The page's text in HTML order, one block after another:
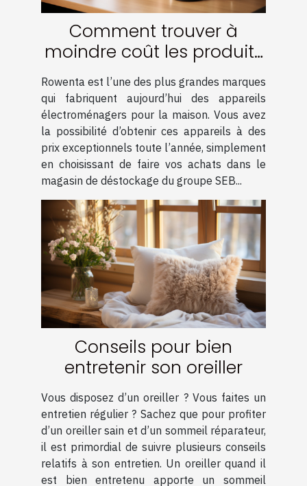
Comment trouver à
moindre coût les produits
de la marque Rowenta ?
Rowenta est l’une des plus grandes marques
qui fabriquent aujourd’hui des appareils
électroménagers pour la maison. Vous avez
la possibilité d’obtenir ces appareils à des
prix exceptionnels toute l’année, simplement
en choisissant de faire vos achats dans le
magasin de déstockage du groupe SEB...
Conseils pour bien
entretenir son oreiller
Vous disposez d’un oreiller ? Vous faites un
entretien régulier ? Sachez que pour profiter
d’un oreiller sain et d’un sommeil réparateur,
il est primordial de suivre plusieurs conseils
relatifs à son entretien. Un oreiller quand il
est bien entretenu apporte un sommeil